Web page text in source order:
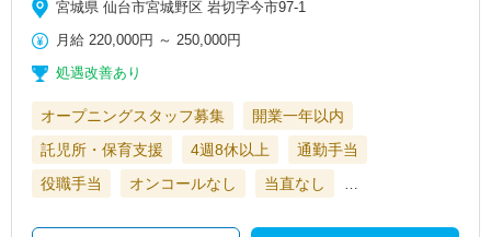
宮城県 仙台市宮城野区 岩切字今市97-1
月給 220,000円 ～ 250,000円
処遇改善あり
オープニングスタッフ募集
開業一年以内
託児所・保育支援
4週8休以上
通勤手当
役職手当
オンコールなし 当直なし